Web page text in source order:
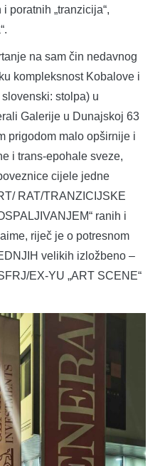
poratnih „tranzicija“,
na sam čin nedavnog
kompleksnost Kobalove i
slovenski: stolpa) u
Galerije u Dunajskoj 63
prigodom malo opširnije i
i trans-epohale sveze,
cijele jedne
RAT/TRANZICIJSKE
ranih i
riječ je o potresnom
velikih izložbeno –
EX-YU „ART SCENE“